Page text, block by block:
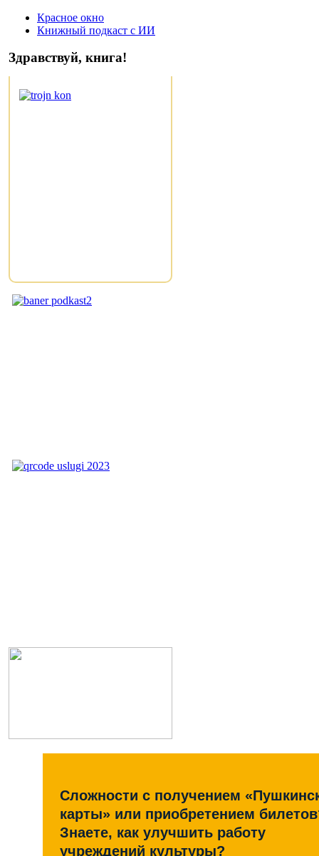
Красное окно
Книжный подкаст с ИИ
Здравствуй, книга!
Сложности с получением
карты» или приобретением
Знаете, как улучшить работу
учреждений культуры?